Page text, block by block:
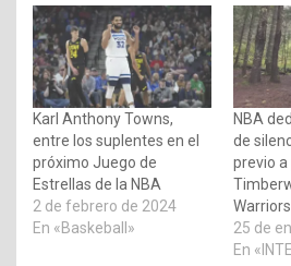
Karl Anthony Towns,
entre los suplentes en el
próximo Juego de
Estrellas de la NBA
2 de febrero de 2024
En «Baskeball»
NBA
de
previo
Warriors
25 de
En